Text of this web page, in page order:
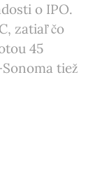
o IPO.
zatiaľ čo
45
tiež